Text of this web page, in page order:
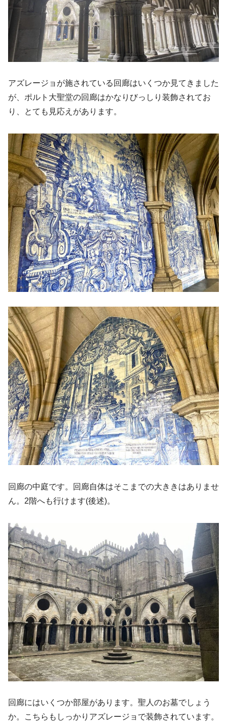
アズレージョが施されている回廊はいくつか見てきました
が、ポルト大聖堂の回廊はかなりびっしり装飾されてお
り、とても見応えがあります。
回廊の中庭です。回廊自体はそこまでの大ききはありませ
ん。2階へも行けます(後述)。
回廊にはいくつか部屋があります。聖人のお墓でしょう
か。こちらもしっかりアズレージョで装飾されています。